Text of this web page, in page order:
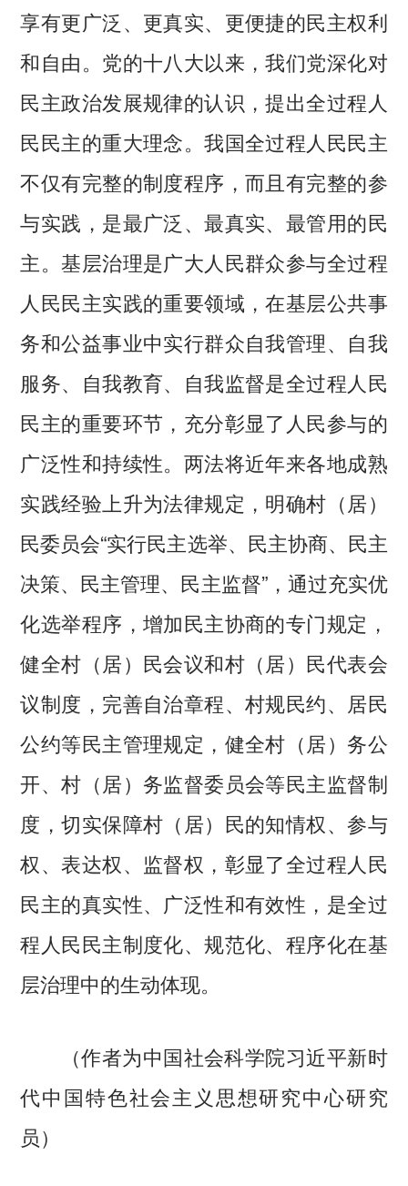
享有更广泛、更真实、更便捷的民主权利
和自由。党的十八大以来，我们党深化对
民主政治发展规律的认识，提出全过程人
民民主的重大理念。我国全过程人民民主
不仅有完整的制度程序，而且有完整的参
与实践，是最广泛、最真实、最管用的民
主。基层治理是广大人民群众参与全过程
人民民主实践的重要领域，在基层公共事
务和公益事业中实行群众自我管理、自我
服务、自我教育、自我监督是全过程人民
民主的重要环节，充分彰显了人民参与的
广泛性和持续性。两法将近年来各地成熟
实践经验上升为法律规定，明确村（居）
民委员会“实行民主选举、民主协商、民主
决策、民主管理、民主监督”，通过充实优
化选举程序，增加民主协商的专门规定，
健全村（居）民会议和村（居）民代表会
议制度，完善自治章程、村规民约、居民
公约等民主管理规定，健全村（居）务公
开、村（居）务监督委员会等民主监督制
度，切实保障村（居）民的知情权、参与
权、表达权、监督权，彰显了全过程人民
民主的真实性、广泛性和有效性，是全过
程人民民主制度化、规范化、程序化在基
层治理中的生动体现。
（作者为中国社会科学院习近平新时
代中国特色社会主义思想研究中心研究
员）